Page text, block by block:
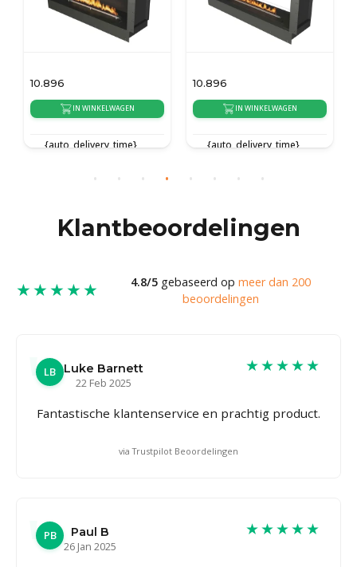
10.896
IN WINKELWAGEN
{auto_delivery_time}
10.896
IN WINKELWAGEN
{auto_delivery_time}
Klantbeoordelingen
★★★★★ 4.8/5gebaseerd op meer dan 200
beoordelingen
LB
Luke Barnett
22 Feb 2025
★★★★★
Fantastische klantenservice en prachtig product.
via Trustpilot Beoordelingen
PB
Paul B
26 Jan 2025
★★★★★